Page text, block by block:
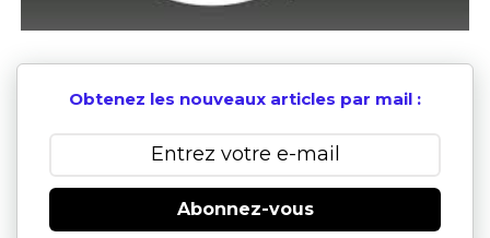
Obtenez les nouveaux articles par mail :
Abonnez-vous